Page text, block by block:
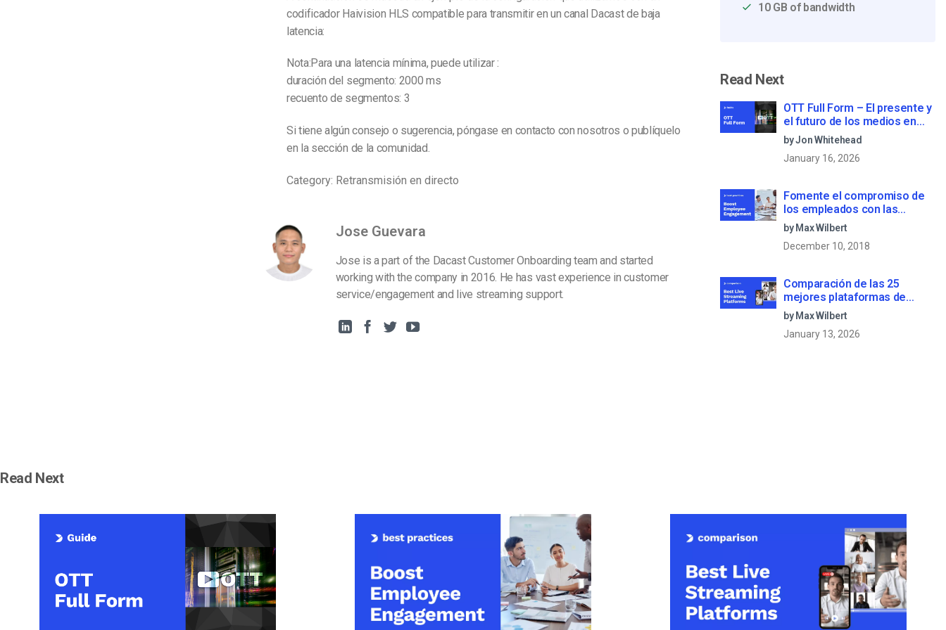
Privacidad y Seguridad
Marketing de Video
Aprendizaje en Línea
Emisoras de Radio y Televisión
codificador Haivision HLS compatible para transmitir en un canal Dacast de baja
latencia:
Nota:Para una latencia mínima, puede utilizar :
duración del segmento: 2000 ms
recuento de segmentos: 3
Si tiene algún consejo o sugerencia, póngase en contacto con nosotros o publíquelo
en la sección de la comunidad.
Category: Retransmisión en directo
Jose Guevara
Jose is a part of the Dacast Customer Onboarding team and started
working with the company in 2016. He has vast experience in customer
service/engagement and live streaming support.
10 GB of bandwidth
Read Next
OTT Full Form – El presente y
el futuro de los medios en
streaming
by Jon Whitehead
January 16, 2026
Fomente el compromiso de
los empleados con las
comunicaciones corporativas
en directo
by Max Wilbert
December 10, 2018
Comparación de las 25
mejores plataformas de
streaming en directo en 2025
by Max Wilbert
January 13, 2026
Read Next